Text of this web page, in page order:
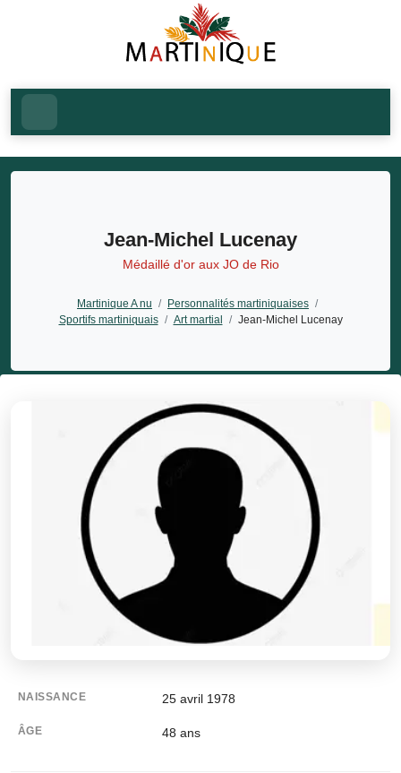
Jean-Michel Lucenay
Médaillé d'or aux JO de Rio
Martinique A nu / Personnalités martiniquaises /
Sportifs martiniquais / Art martial / Jean-Michel Lucenay
NAISSANCE 25 avril 1978
ÂGE 48 ans